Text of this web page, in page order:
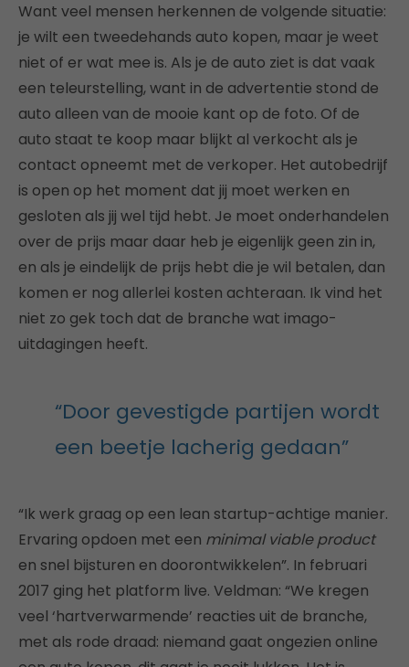
Want veel mensen herkennen de volgende situatie:
je wilt een tweedehands auto kopen, maar je weet
niet of er wat mee is. Als je de auto ziet is dat vaak
een teleurstelling, want in de advertentie stond de
auto alleen van de mooie kant op de foto. Of de
auto staat te koop maar blijkt al verkocht als je
contact opneemt met de verkoper. Het autobedrijf
is open op het moment dat jij moet werken en
gesloten als jij wel tijd hebt. Je moet onderhandelen
over de prijs maar daar heb je eigenlijk geen zin in,
en als je eindelijk de prijs hebt die je wil betalen, dan
komen er nog allerlei kosten achteraan. Ik vind het
niet zo gek toch dat de branche wat imago-
uitdagingen heeft.
“Door gevestigde partijen wordt
een beetje lacherig gedaan”
“Ik werk graag op een lean startup-achtige manier.
Ervaring opdoen met een minimal viable product
en snel bijsturen en doorontwikkelen”. In februari
2017 ging het platform live. Veldman: “We kregen
veel ‘hartverwarmende’ reacties uit de branche,
met als rode draad: niemand gaat ongezien online